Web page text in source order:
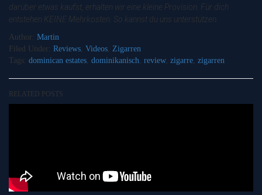
darüber etwas kaufst, erhalten wir eine kleine Provision. Für dich
entstehen KEINE Mehrkosten. So kannst du uns unterstützen.
Author: Martin
Filed Under: Reviews Videos Zigarren
Tags: dominican estates dominikanisch review, zigarre zigarren
RELATED POSTS